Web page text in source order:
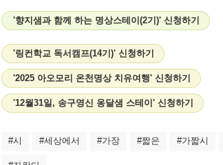
'향지샘과 함께 하는 명상스테이(2기)' 신청하기
'링컨학교 독서캠프(14기)' 신청하기
'2025 아오모리 온천명상 치유여행' 신청하기
'12월31일, 송구영신 옹달샘 스테이' 신청하기
#시 #세상에서 #가장 #짧은 #가짧시